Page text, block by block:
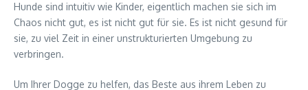
Hunde sind intuitiv wie Kinder, eigentlich machen sie sich im
Chaos nicht gut, es ist nicht gut für sie. Es ist nicht gesund für
sie, zu viel Zeit in einer unstrukturierten Umgebung zu
verbringen.
Um Ihrer Dogge zu helfen, das Beste aus ihrem Leben zu